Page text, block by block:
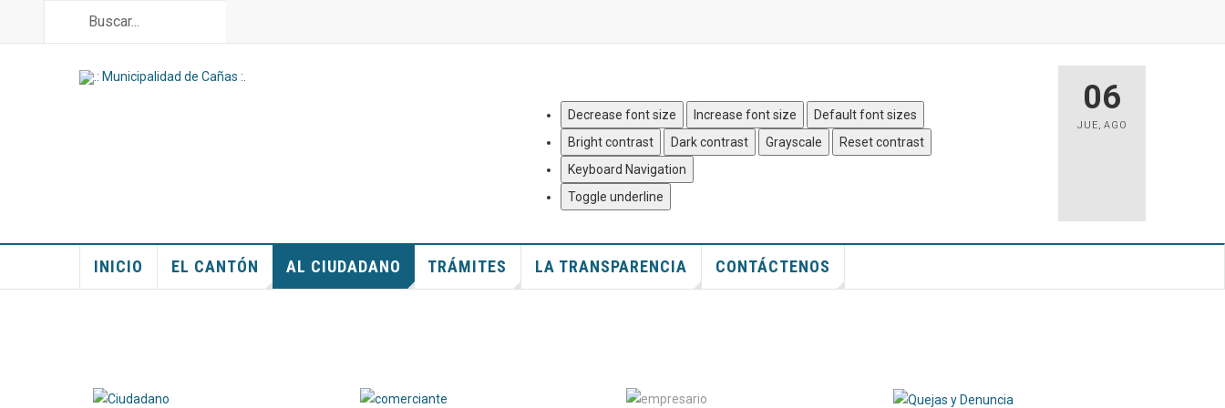
Decrease font size Increase font size
Default font sizes
Bright contrast
Dark contrast Grayscale
Reset contrast
Keyboard Navigation
Toggle underline
06
JUE, AGO
INICIO EL CANTÓN AL CIUDADANO TRÁMITES LA TRANSPARENCIA CONTÁCTENOS